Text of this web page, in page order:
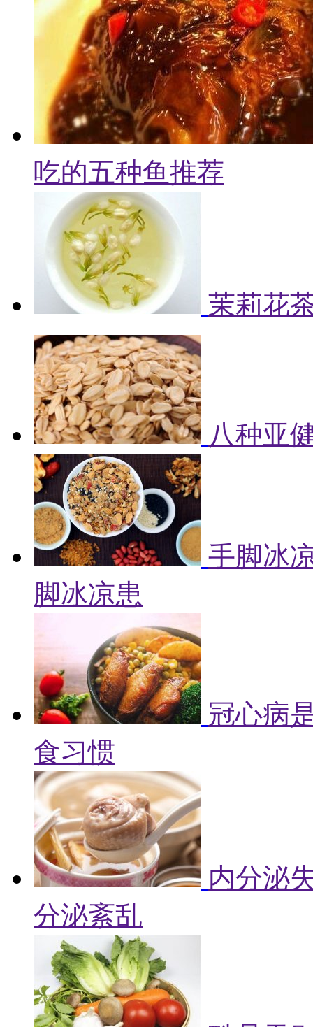
吃的五种鱼推荐
茉莉花
八种亚
手脚冰
脚冰凉患
冠心病
食习惯
内分泌
分泌紊乱